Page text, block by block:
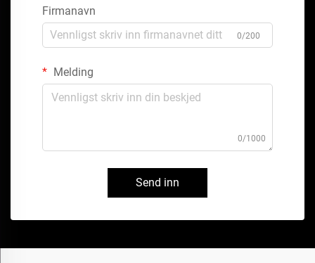
Firmanavn
0/200
Melding
0/1000
Send inn